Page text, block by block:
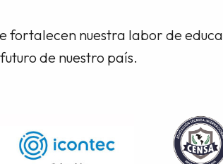
fortalecen nuestra labor de
de nuestro país.